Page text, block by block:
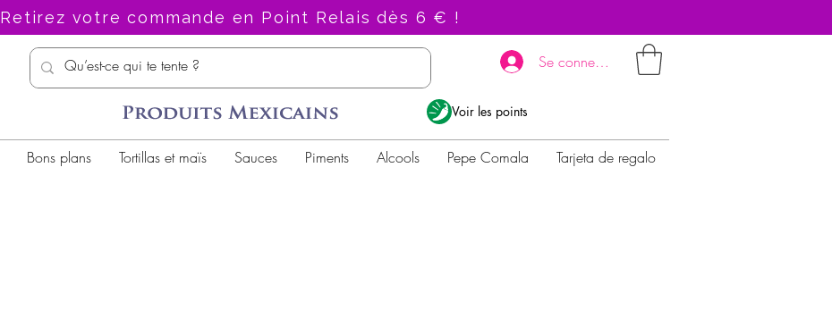
Retirez votre commande en Point Relais dès 6 € !
Se connecter
Voir les points
Bons plans Tortillas et maïs Sauces Piments Alcools Pepe Comala Tarjeta de regalo